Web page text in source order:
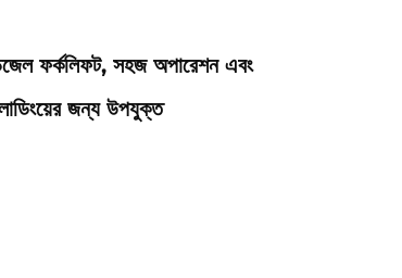
ফর্কলিফট, সহজ অপারেশন এবং
জন্য উপযুক্ত